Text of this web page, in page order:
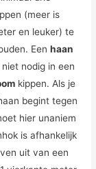
(meer is
en leuker) te
Een haan
niet nodig in een
kippen. Als je
begint tegen
hier unaniem
is afhankelijk
uit van een